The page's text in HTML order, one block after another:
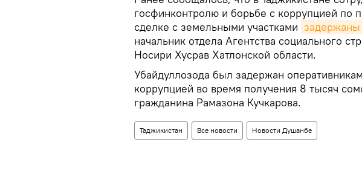
госфинконтролю и борьбе с коррупцией по
сделке с земельными участками задержаны
начальник отдела Агентства социального
Носири Хусрав Хатлонской области.
Убайдуллозода был задержан
коррупцией во время получения 8 тысяч
гражданина Рамазона Кучкарова.
Таджикистан Все новости Новости Душанбе